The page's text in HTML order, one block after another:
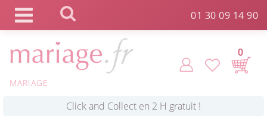
01 30 09 14 90
MARIAGE
0
Panneau de gestion des cookies